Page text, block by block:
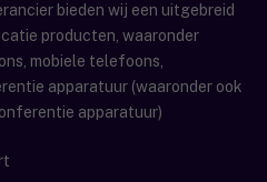
bieden wij een uitgebreid
producten, waaronder
mobiele telefoons,
apparatuur (waaronder ook
apparatuur)